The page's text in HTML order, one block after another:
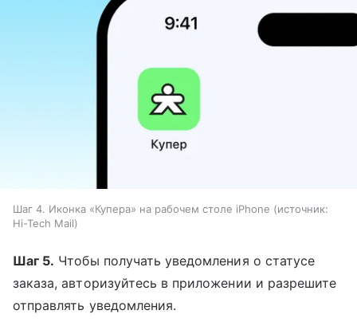
Шаг 4. Иконка «Купера» на рабочем столе iPhone
источник:
Hi-Tech Mail
Шаг 5. Чтобы получать уведомления о статусе
заказа, авторизуйтесь в приложении и разрешите
отправлять уведомления.